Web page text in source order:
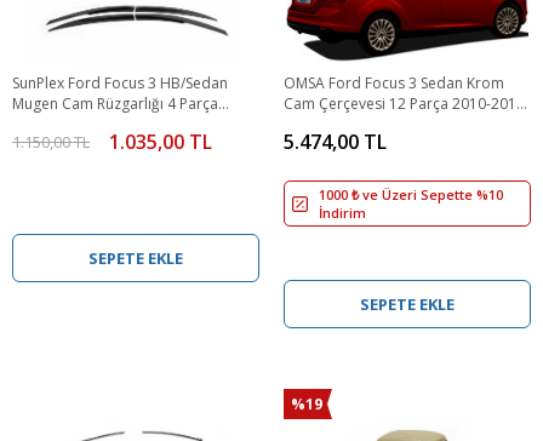
SunPlex Ford Focus 3 HB/Sedan
Mugen Cam Rüzgarlığı 4 Parça
1.150,00 TL 1.035,00 TL
SEPETE EKLE
OMSA Ford Focus 3 Sedan Krom
Cam Çerçevesi 12 Parça 2010-2018
5.474,00 TL
1000 ₺ ve Üzeri Sepette %10
İndirim
SEPETE EKLE
%19